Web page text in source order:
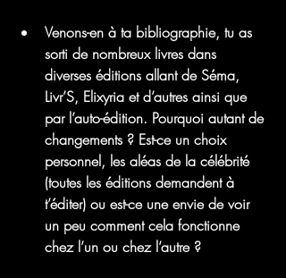
Venons-en à ta bibliographie, tu as
sorti de nombreux livres dans
diverses éditions allant de Séma,
Livr’S, Elixyria et d’autres ainsi que
par l’auto-édition. Pourquoi autant de
changements ? Est-ce un choix
personnel, les aléas de la célébrité
(toutes les éditions demandent à
t’éditer) ou est-ce une envie de voir
un peu comment cela fonctionne
chez l’un ou chez l’autre ?